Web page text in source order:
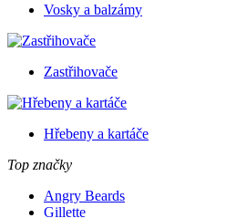
Vosky a balzámy
Zastřihovače
Hřebeny a kartáče
Top značky
Angry Beards
Gillette